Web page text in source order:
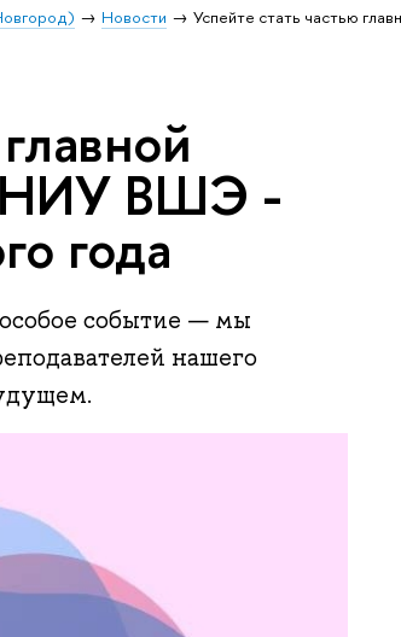
Новости
Успейте стать частью
НИУ ВШЭ -
года
событие — мы
нашего